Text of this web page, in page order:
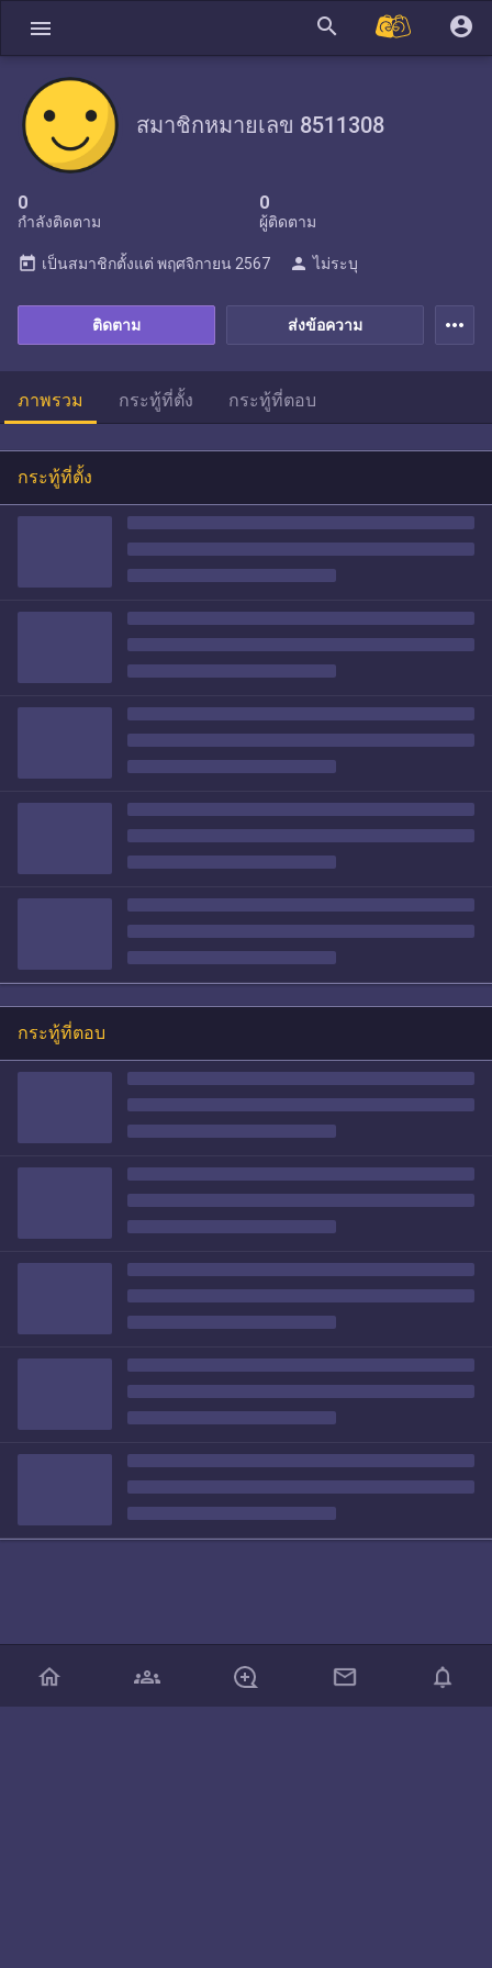
menu search account_circle
สมาชิกหมายเลข 8511308
0
กำลังติดตาม
0
ผู้ติดตาม
ส่งข้อความ
ติดตาม
today เป็นสมาชิกตั้งแต่ พฤศจิกายน 2567 person ไม่ระบุ
more_horiz
ภาพรวม กระทู้ที่ตั้ง กระทู้ที่ตอบ
กระทู้ที่ตั้ง
กระทู้ที่ตอบ